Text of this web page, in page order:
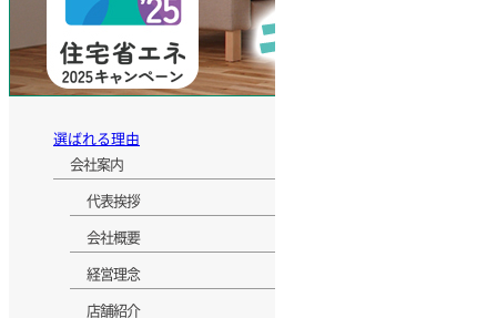
選ばれる理由
会社案内
代表挨拶
会社概要
経営理念
店舗紹介